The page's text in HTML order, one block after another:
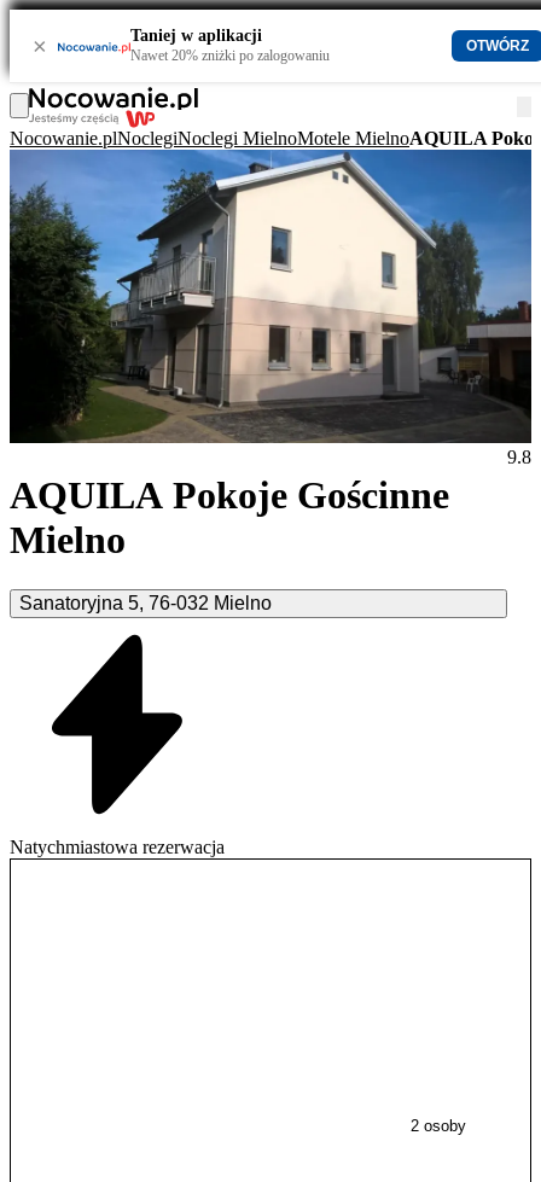
× Taniej w aplikacji
Nawet 20% zniżki po zalogowaniu
OTWÓRZ
Nocowanie.plNoclegiNoclegi MielnoMotele MielnoAQUILA
AQUILA Pokoje Gościnne
Mielno
Sanatoryjna 5, 76-032 Mielno
9.8
Natychmiastowa rezerwacja
2 osoby